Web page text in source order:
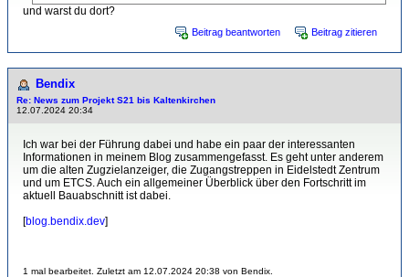
und warst du dort?
Beitrag beantworten Beitrag zitieren
Bendix
Re: News zum Projekt S21 bis Kaltenkirchen
12.07.2024 20:34
Ich war bei der Führung dabei und habe ein paar der interessanten
Informationen in meinem Blog zusammengefasst. Es geht unter anderem
um die alten Zugzielanzeiger, die Zugangstreppen in Eidelstedt Zentrum
und um ETCS. Auch ein allgemeiner Überblick über den Fortschritt im
aktuell Bauabschnitt ist dabei.
[blog.bendix.dev]
1 mal bearbeitet. Zuletzt am 12.07.2024 20:38 von Bendix.